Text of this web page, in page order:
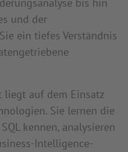
und der
ein tiefes Verständnis
liegt auf dem Einsatz
Sie lernen die
kennen, analysieren
Intelligence-